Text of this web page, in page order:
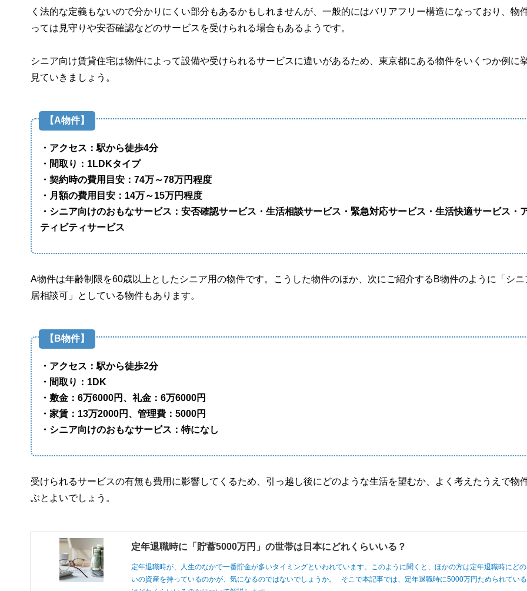
く法的な定義もないので分かりにくい部分もあるかもしれませんが、一般的にはバリアフリー構造になっており、物
っては見守りや安否確認などのサービスを受けられる場合もあるようです。
シニア向け賃貸住宅は物件によって設備や受けられるサービスに違いがあるため、東京都にある物件をいくつか例に
見ていきましょう。
【A物件】
・アクセス：駅から徒歩4分
・間取り：1LDKタイプ
・契約時の費用目安：74万～78万円程度
・月額の費用目安：14万～15万円程度
・シニア向けのおもなサービス：安否確認サービス・生活相談サービス・緊急対応サービス・生活快適サービス・
ティビティサービス
A物件は年齢制限を60歳以上としたシニア用の物件です。こうした物件のほか、次にご紹介するB物件のように「シニ
居相談可」としている物件もあります。
【B物件】
・アクセス：駅から徒歩2分
・間取り：1DK
・敷金：6万6000円、礼金：6万6000円
・家賃：13万2000円、管理費：5000円
・シニア向けのおもなサービス：特になし
受けられるサービスの有無も費用に影響してくるため、引っ越し後にどのような生活を望むか、よく考えたうえで物
ぶとよいでしょう。
定年退職時に「貯蓄5000万円」の世帯は日本にどれくらいいる？
定年退職時が、人生のなかで一番貯金が多いタイミングといわれています。このように聞くと、ほかの方は定年退職時にどの
いの資産を持っているのかが、気になるのではないでしょうか。 そこで本記事では、定年退職時に5000万円ためられてい